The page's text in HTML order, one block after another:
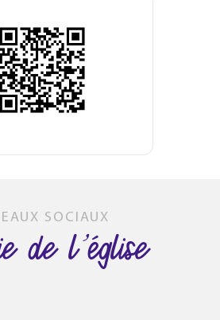
SOCIAUX
de l’église